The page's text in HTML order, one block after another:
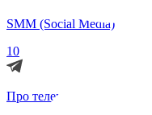
SMM (Social Media)
10
Про телеграмм